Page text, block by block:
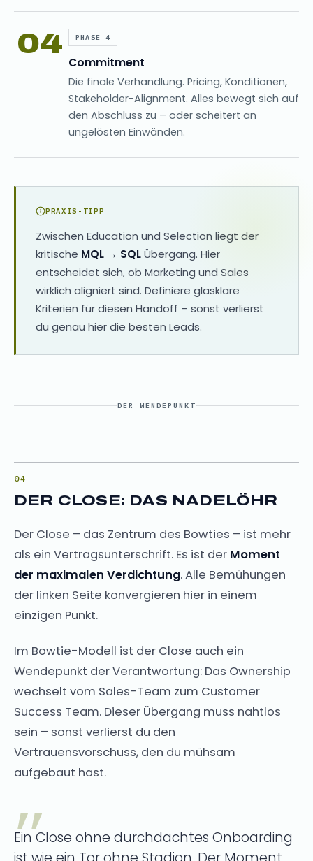
PHASE 4
04
Commitment
Die finale Verhandlung. Pricing, Konditionen,
Stakeholder-Alignment. Alles bewegt sich auf
den Abschluss zu – oder scheitert an
ungelösten Einwänden.
PRAXIS-TIPP
Zwischen Education und Selection liegt der
kritische MQL → SQLÜbergang. Hier
entscheidet sich, ob Marketing und Sales
wirklich aligniert sind. Definiere glasklare
Kriterien für diesen Handoff – sonst verlierst
du genau hier die besten Leads.
DER WENDEPUNKT
DER CLOSE: DAS NADELÖHR
Der Close – das Zentrum des Bowties – ist mehr
als ein Vertragsunterschrift. Es ist der Moment
der maximalen Verdichtung. Alle Bemühungen
der linken Seite konvergieren hier in einem
einzigen Punkt.
Im Bowtie-Modell ist der Close auch ein
Wendepunkt der Verantwortung: Das Ownership
wechselt vom Sales-Team zum Customer
Success Team. Dieser Übergang muss nahtlos
sein – sonst verlierst du den
Vertrauensvorschuss, den du mühsam
aufgebaut hast.
Ein Close ohne durchdachtes Onboarding